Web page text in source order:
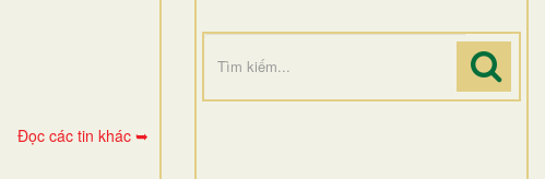
Đọc các tin khác ➥